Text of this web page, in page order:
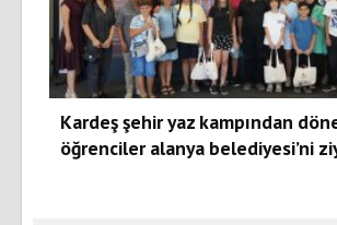
Kardeş şehir yaz kampından
öğrenciler alanya belediyesi’ni